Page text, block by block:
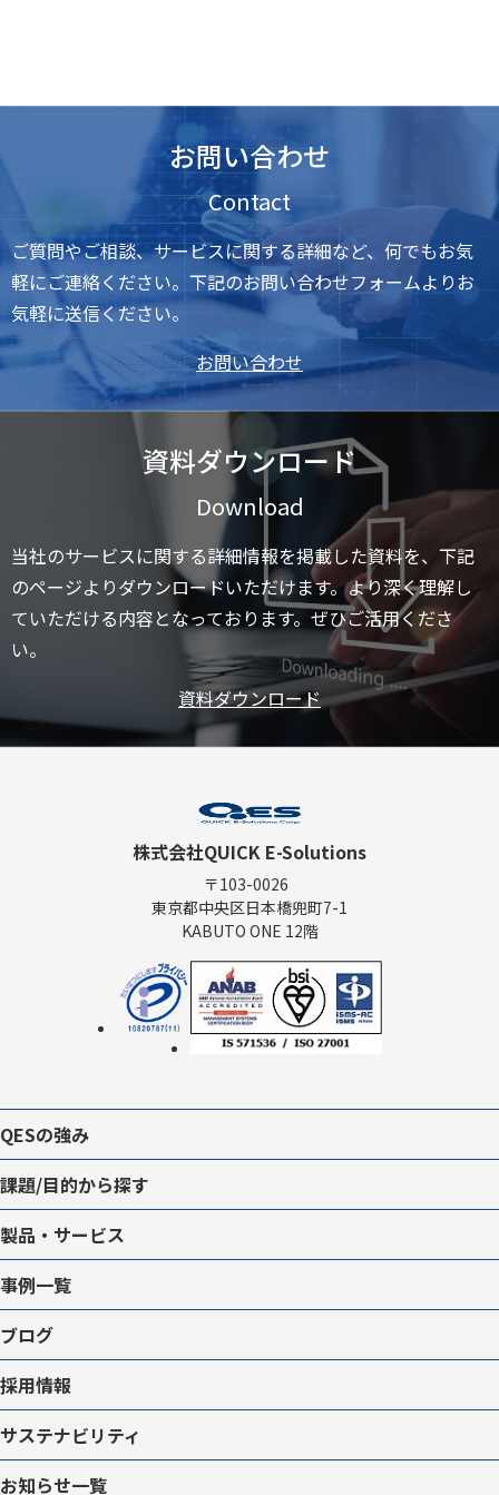
お問い合わせ
Contact
ご質問やご相談、サービスに関する詳細など、何でもお気
軽にご連絡ください。下記のお問い合わせフォームよりお
気軽に送信ください。
お問い合わせ
資料ダウンロード
Download
当社のサービスに関する詳細情報を掲載した資料を、下記
のページよりダウンロードいただけます。より深く理解し
ていただける内容となっております。ぜひご活用くださ
い。
資料ダウンロード
株式会社QUICK E-Solutions
〒103-0026
東京都中央区日本橋兜町7-1
KABUTO ONE 12階
QESの強み
課題/目的から探す
製品・サービス
事例一覧
ブログ
採用情報
サステナビリティ
お知らせ一覧